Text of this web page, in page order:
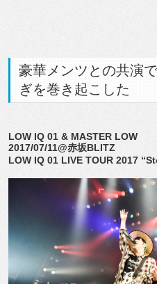
豪華メンツとの共演
ぎを巻き起こした
LOW IQ 01 & MASTER LOW
2017/07/11@赤坂BLITZ
LOW IQ 01 LIVE TOUR 2017